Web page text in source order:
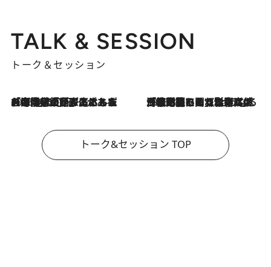
TALK & SESSION
トーク＆セッション
2026.8.3
「今後値上げがあるとすれば…」「リスクがあるのは今年の冬」エネルギー専門家が語る、ホルムズ海峡封鎖が家庭にもたらす“ある心配” 2026.8.3
「住宅建てられない…」「サーチャージ料の高値が続いている」ホルムズ海峡封鎖による影響はいつまで続く？《エネルギー専門家に聞く“どうなる日本の暮らし”》
トーク&セッション TOP